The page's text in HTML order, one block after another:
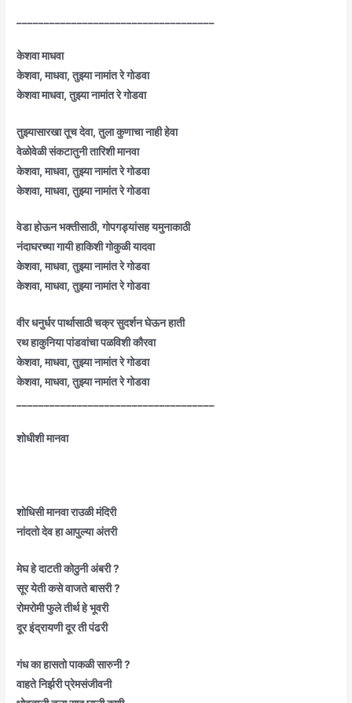
केशवा माधवा
केशवा, माधवा, तुझ्या नामांत रे गोडवा
केशवा माधवा, तुझ्या नामांत रे गोडवा
तुझ्यासारखा तूच देवा, तुला कुणाचा नाही हेवा
वेळोवेळी संकटातुनी तारिशी मानवा
केशवा, माधवा, तुझ्या नामांत रे गोडवा
केशवा, माधवा, तुझ्या नामांत रे गोडवा
वेडा होऊन भक्तीसाठी, गोपगड्यांसह यमुनाकाठी
नंदाघरच्या गायी हाकिशी गोकुळी यादवा
केशवा, माधवा, तुझ्या नामांत रे गोडवा
केशवा, माधवा, तुझ्या नामांत रे गोडवा
वीर धनुर्धर पार्थासाठी चक्र सुदर्शन घेऊन हाती
रथ हाकुनिया पांडवांचा पळविशी कौरवा
केशवा, माधवा, तुझ्या नामांत रे गोडवा
केशवा, माधवा, तुझ्या नामांत रे गोडवा
शोधीशी मानवा
शोधिसी मानवा राउळी मंदिरी
नांदतो देव हा आपुल्या अंतरी
मेघ हे दाटती कोठुनी अंबरी ?
सूर येती कसे वाजते बासरी ?
रोमरोमी फुले तीर्थ हे भूवरी
दूर इंद्रायणी दूर ती पंढरी
गंध का हासतो पाकळी सारुनी ?
वाहते निर्झरी प्रेमसंजीवनी